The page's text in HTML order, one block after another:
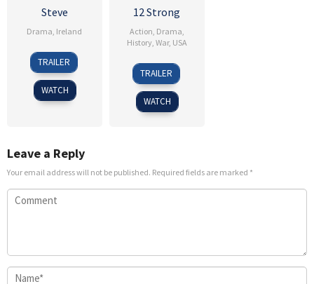
Steve
Drama Ireland
19
Sep
2025
Tim
Mielants
TRAILER
WATCH
12 Strong
Action Drama
History, War, USA
18
Jan
2018
Nicolai
Fuglsig
TRAILER
WATCH
Leave a Reply
Your email address will not be published. Required fields are marked *